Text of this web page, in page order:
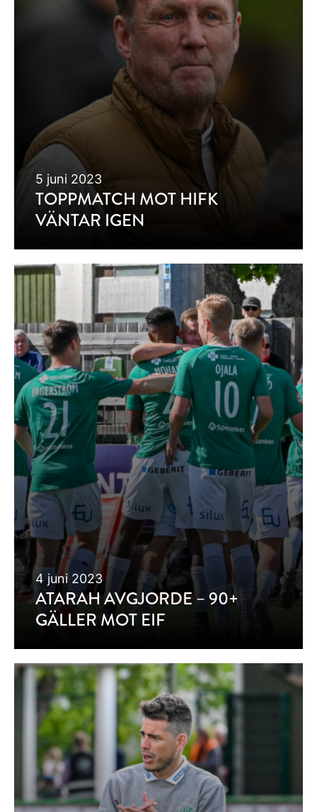
TOPPMATCH MOT HIFK
VÄNTAR IGEN
5 juni 2023
ATARAH AVGJORDE – 90+
GÄLLER MOT EIF
4 juni 2023